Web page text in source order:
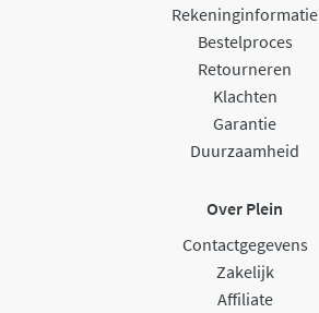
Rekeninginformatie
Bestelproces
Retourneren
Klachten
Garantie
Duurzaamheid
Over Plein
Contactgegevens
Zakelijk
Affiliate